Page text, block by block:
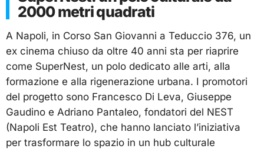
2000 metri quadrati
A Napoli, in Corso San Giovanni a Teduccio 376, un
ex cinema chiuso da oltre 40 anni sta per riaprire
come SuperNest, un polo dedicato alle arti, alla
formazione e alla rigenerazione urbana. I promotori
del progetto sono Francesco Di Leva, Giuseppe
Gaudino e Adriano Pantaleo, fondatori del NEST
(Napoli Est Teatro), che hanno lanciato l’iniziativa
per trasformare lo spazio in un hub culturale